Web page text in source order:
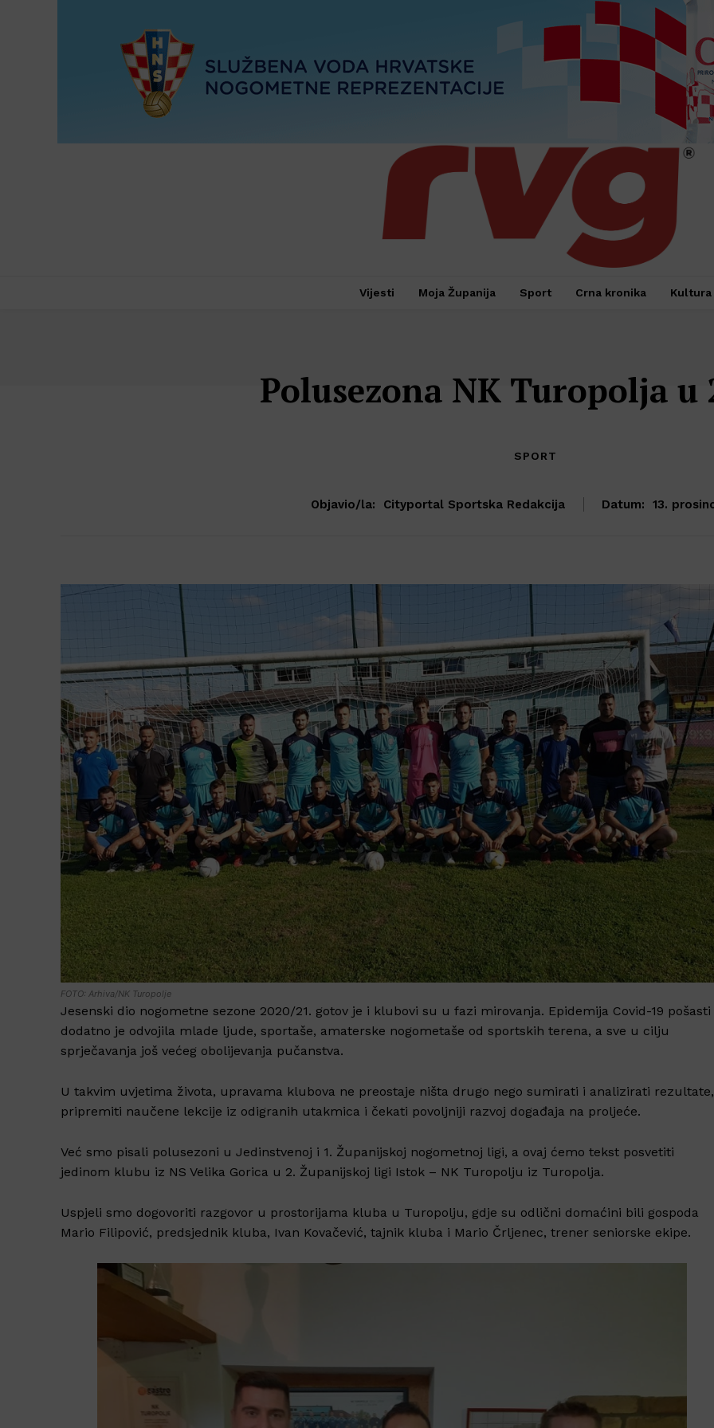
Vijesti Moja Županija Sport Crna kronika Kultura
Polusezona NK Turopolja u
SPORT
Objavio/la: Cityportal Sportska Redakcija Datum: 13.
FOTO: Arhiva/NK Turopolje
Jesenski dio nogometne sezone 2020/21. gotov je i klubovi su u fazi mirovanja. Epidemija Covid-19 pošasti
dodatno je odvojila mlade ljude, sportaše, amaterske nogometaše od sportskih terena, a sve u cilju
sprječavanja još većeg obolijevanja pučanstva.
U takvim uvjetima života, upravama klubova ne preostaje ništa drugo nego sumirati i analizirati rezultate,
pripremiti naučene lekcije iz odigranih utakmica i čekati povoljniji razvoj događaja na proljeće.
Već smo pisali polusezoni u Jedinstvenoj i 1. Županijskoj nogometnoj ligi, a ovaj ćemo tekst posvetiti
jedinom klubu iz NS Velika Gorica u 2. Županijskoj ligi Istok – NK Turopolju iz Turopolja.
Uspjeli smo dogovoriti razgovor u prostorijama kluba u Turopolju, gdje su odlični domaćini bili gospoda
Mario Filipović, predsjednik kluba, Ivan Kovačević, tajnik kluba i Mario Črljenec, trener seniorske ekipe.